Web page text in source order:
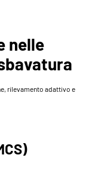
nelle
rilevamento adattivo e